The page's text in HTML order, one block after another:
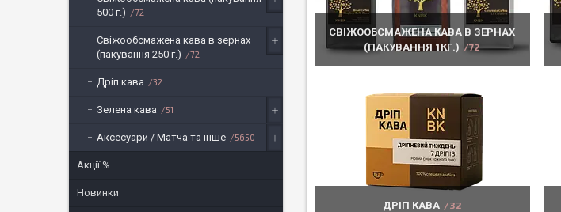
СВІЖООБСМАЖЕНА КАВА В ЗЕРНАХ
(ПАКУВАННЯ 1КГ.)
72
ДРІП КАВА 32
500 г.)
72
Свіжообсмажена кава в зернах
(пакування 250 г.)
72
Дріп кава 32
Зелена кава 51
Аксесуари / Матча та інше 5650
Акції %
Новинки